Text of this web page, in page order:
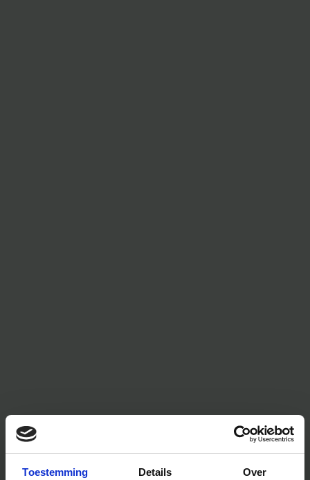
Toestemming Details Over